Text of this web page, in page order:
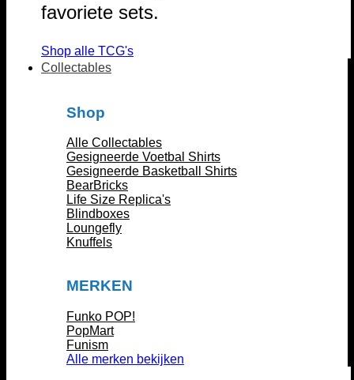
favoriete sets.
Shop alle TCG's
Collectables
Shop
Alle Collectables
Gesigneerde Voetbal Shirts
Gesigneerde Basketball Shirts
BearBricks
Life Size Replica's
Blindboxes
Loungefly
Knuffels
MERKEN
Funko POP!
PopMart
Funism
Alle merken bekijken